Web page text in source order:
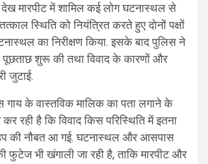
मारपीट में शामिल कई लोग घटनास्थल से
स्थिति को नियंत्रित करते हुए दोनों पक्षों
का निरीक्षण किया. इसके बाद पुलिस ने
पूछताछ शुरू की तथा विवाद के कारणों और
जुटाई.
गाय के वास्तविक मालिक का पता लगाने के
रही है कि विवाद किस परिस्थिति में इतना
की नौबत आ गई. घटनास्थल और आसपास
फुटेज भी खंगाली जा रही है, ताकि मारपीट और